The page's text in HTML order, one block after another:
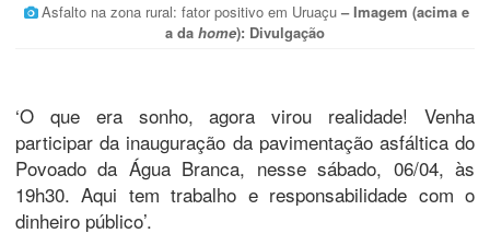
Asfalto na zona rural: fator positivo em Uruaçu –Imagem (acima e
a da home): Divulgação
‘O que era sonho, agora virou realidade! Venha
participar da inauguração da pavimentação asfáltica do
Povoado da Água Branca, nesse sábado, 06/04, às
19h30. Aqui tem trabalho e responsabilidade com o
dinheiro público’.